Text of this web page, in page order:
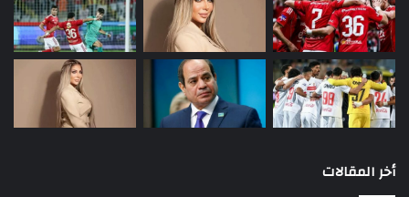
أخر المقالات